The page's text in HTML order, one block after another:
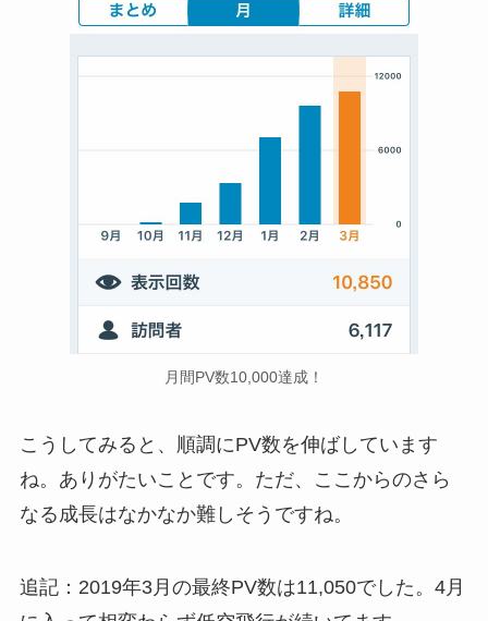
月間PV数10,000達成！
こうしてみると、順調にPV数を伸ばしています
ね。ありがたいことです。ただ、ここからのさら
なる成長はなかなか難しそうですね。
追記：2019年3月の最終PV数は11,050でした。4月